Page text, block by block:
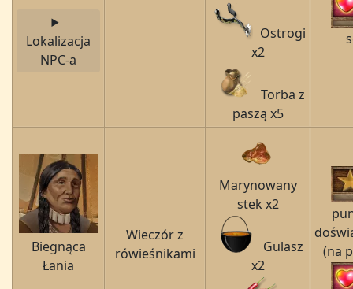
Lokalizacja
NPC-a
Ostrogi
x2
Torba z
paszą x5
Biegnąca
Łania
Wieczór z
rówieśnikami
Marynowany
stek x2
Gulasz
x2
(na